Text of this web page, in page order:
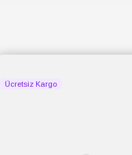
Ücretsiz Kargo